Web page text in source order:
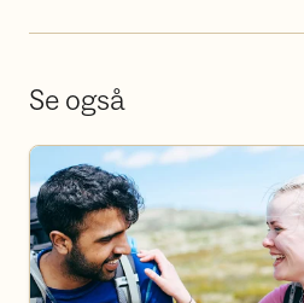
Se også
Frivillig i DNT Tønsberg